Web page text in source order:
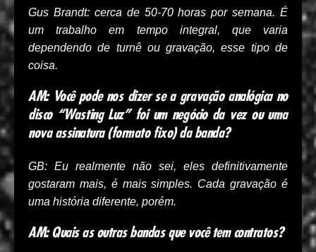
Gus Brandt: cerca de 50-70 horas por semana. É
um trabalho em tempo integral, que varia
dependendo de turnê ou gravação, esse tipo de
coisa.
AM: Você pode nos dizer se a gravação analógica no
disco “Wasting Luz” foi um negócio da vez ou uma
nova assinatura (formato fixo) da banda?
GB: Eu realmente não sei, eles definitivamente
gostaram mais, é mais simples. Cada gravação é
uma história diferente, porém.
AM: Quais as outras bandas que você tem contratos?